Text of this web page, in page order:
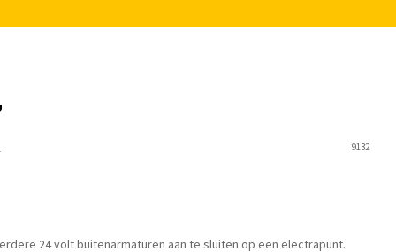
9132
24 volt buitenarmaturen aan te sluiten op een electrapunt.